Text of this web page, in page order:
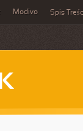
Modivo Spis